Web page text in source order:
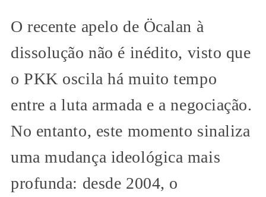
O recente apelo de Öcalan à
dissolução não é inédito, visto que
o PKK oscila há muito tempo
entre a luta armada e a negociação.
No entanto, este momento sinaliza
uma mudança ideológica mais
profunda: desde 2004, o